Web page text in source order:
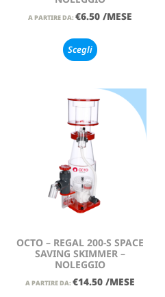
A PARTIRE DA: €6.50 /MESE
Scegli
OCTO – REGAL 200-S SPACE
SAVING SKIMMER –
NOLEGGIO
A PARTIRE DA: €14.50 /MESE